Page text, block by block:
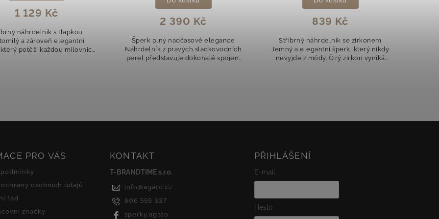
1 129 Kč
náhrdelník s tlapkou
a zároveň elegantní
potěší každou milovnici
2 390 Kč
Šperk plný nadčasové elegance
Náhrdelník z pravých sladkovodních
perel představuje dokonalé spojení
839 Kč
Stříbrný náhrdelník se zirkonem
Jemný a elegantní šperk, který nikdy
nevyjde z módy. Čirý zirkon vyniká
PRO VÁS
osobních údajů
řád
značky
KONTAKT
T-BRANDTIME s.r.o.
info @agato.cz
606 559 337
sperky.agato
PŘIHLÁŠENÍ
E-mail
Heslo